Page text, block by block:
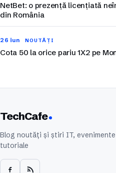
NetBet: o prezență licențiată
din România
26 iun NOUTĂȚI
Cota 50 la orice pariu 1X2 pe
TechCafe
Blog noutăți și știri IT,
tutoriale